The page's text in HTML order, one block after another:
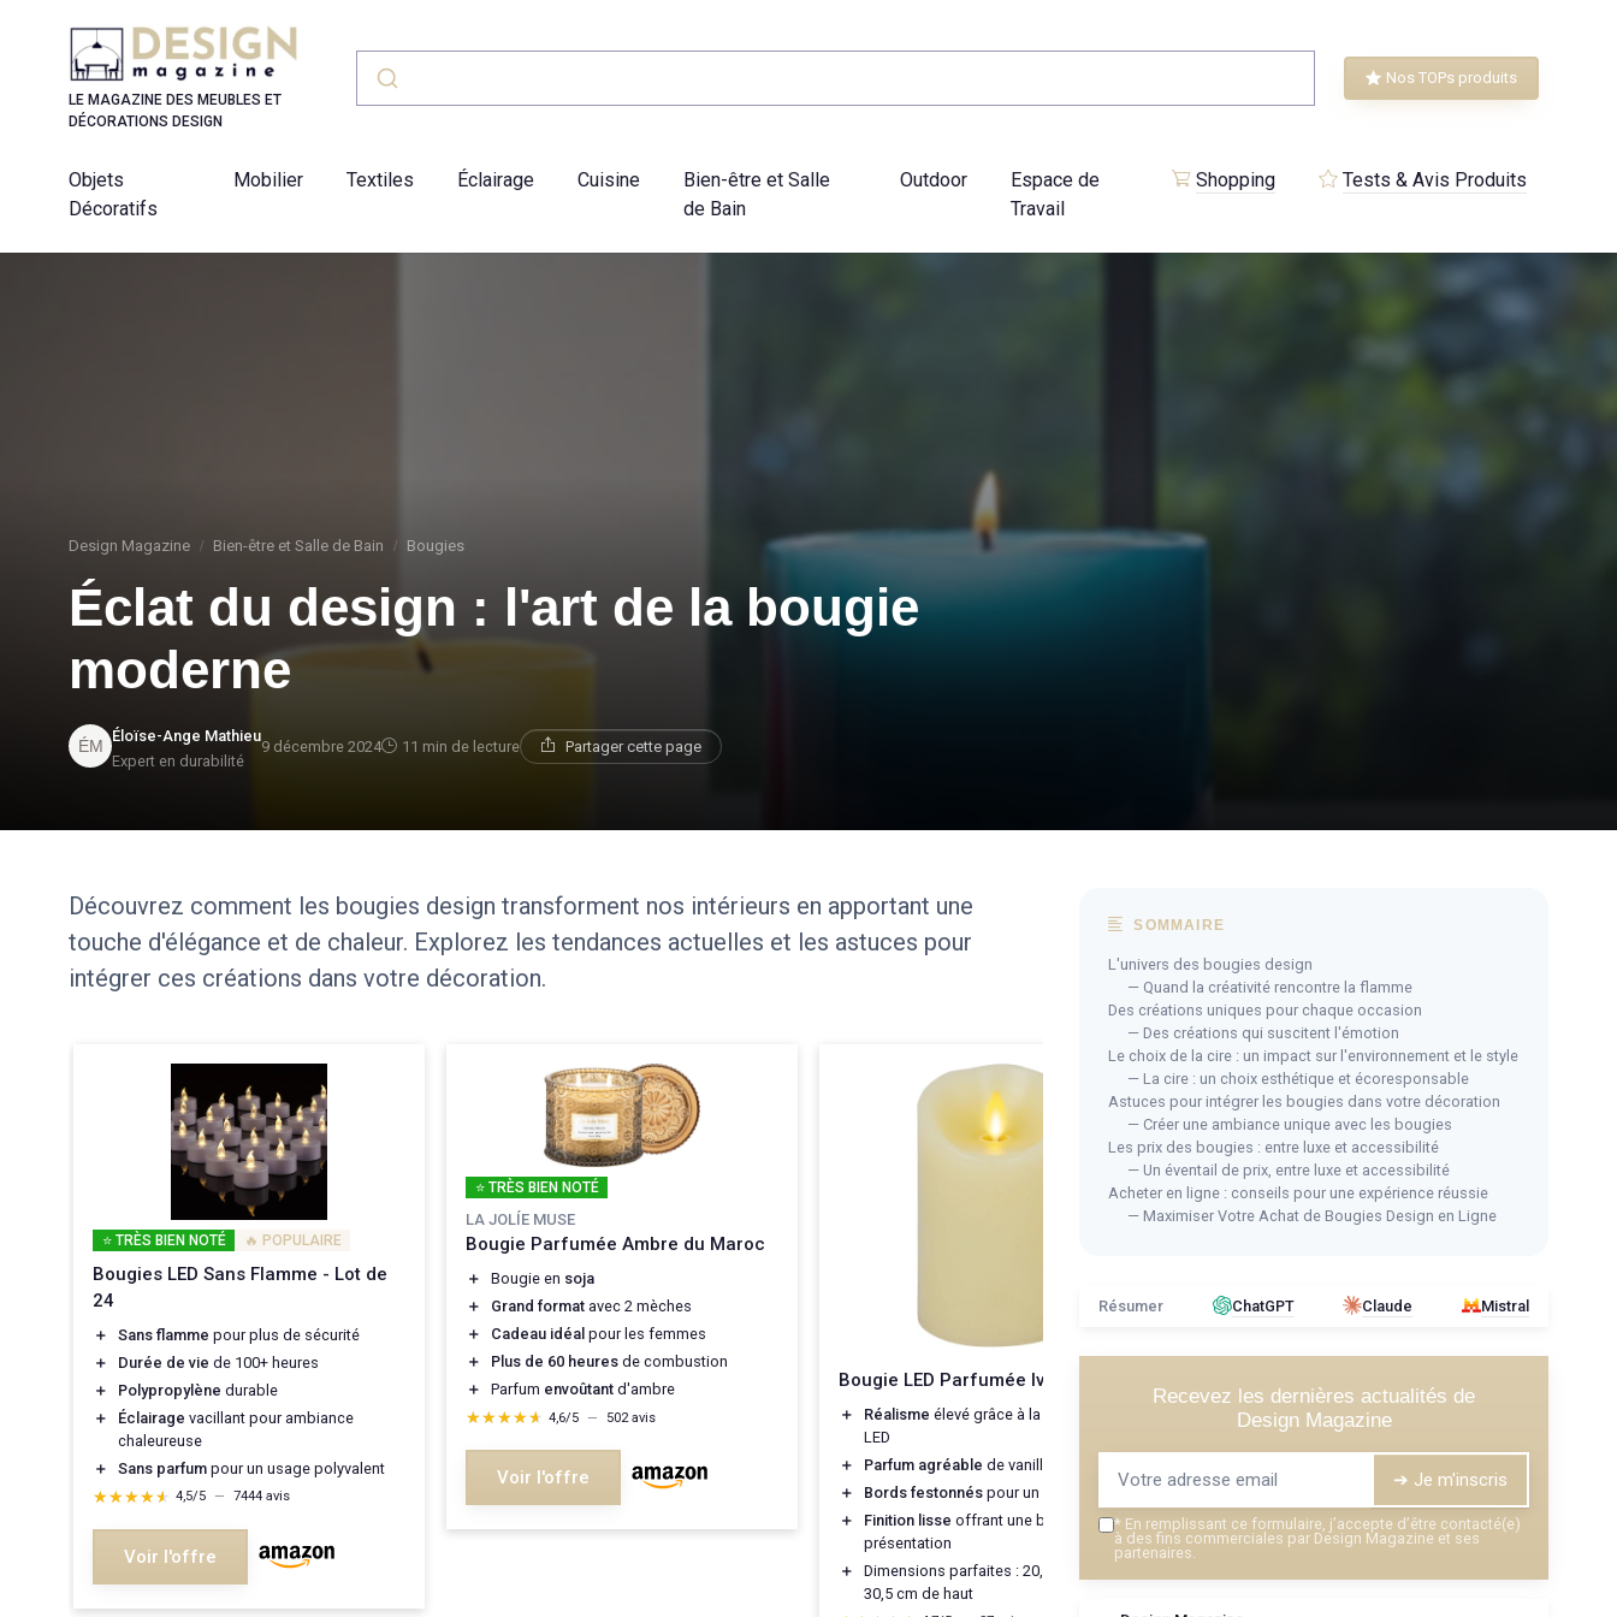
LE MAGAZINE DES MEUBLES ET
DÉCORATIONS DESIGN
Nos TOPs produits
Objets
Décoratifs
Mobilier Textiles Éclairage Cuisine
Bien-être et Salle
de Bain
Outdoor
Espace de
Travail
Shopping Tests & Avis Produits
Design Magazine Bien-être et Salle de Bain Bougies
Éclat du design : l'art de la bougie
moderne
Éloïse-Ange Mathieu
Expert en durabilité
9 décembre 2024 11 min de lecture Partager cette page
Découvrez comment les bougies design transforment nos intérieurs en apportant une
touche d'élégance et de chaleur. Explorez les tendances actuelles et les astuces pour
intégrer ces créations dans votre décoration.
⭐ TRÈS BIEN NOTÉ 🔥 POPULAIRE
Bougies LED Sans Flamme - Lot de
24
＋ Sans flamme pour plus de sécurité
＋
Durée de vie de 100+ heures
＋
Polypropylène durable
＋
Éclairage vacillant pour ambiance
chaleureuse
＋
Sans parfum pour un usage polyvalent
★★★★★
★★★★★ 4,5/5 — 7444 avis
Voir l'offre
⭐ TRÈS BIEN NOTÉ
LA JOLÍE MUSE
Bougie Parfumée Ambre du Maroc
＋ Bougie en soja
＋
Grand format avec 2 mèches
＋
Cadeau idéal pour les femmes
＋
Plus de 60 heures de combustion
＋
Parfum envoûtant d'ambre
★★★★★
★★★★★ 4,6/5 — 502 avis
Voir l'offre
Bougie LED Parfumée Ivoire
＋ Réalisme élevé grâce à la technologie
LED
＋
Parfum agréable de vanille miel
＋
Bords festonnés pour un design élégant
＋
Finition lisse offrant une belle
présentation
＋
Dimensions parfaites : 20,3 cm de large x
30,5 cm de haut
24
＋
Polypropylènedurable
Éclairage vacillant pour ambiance
SOMMAIRE
L'univers des bougies design
— Quand la créativité rencontre la flamme
Des créations uniques pour chaque occasion
— Des créations qui suscitent l'émotion
Le choix de la cire : un impact sur l'environnement et le style
— La cire : un choix esthétique et écoresponsable
Astuces pour intégrer les bougies dans votre décoration
— Créer une ambiance unique avec les bougies
Les prix des bougies : entre luxe et accessibilité
— Un éventail de prix, entre luxe et accessibilité
Acheter en ligne : conseils pour une expérience réussie
— Maximiser Votre Achat de Bougies Design en Ligne
Résumer ChatGPT Claude Mistral
Recevez les dernières actualités de
Design Magazine
➔ Je m'inscris
* En remplissant ce formulaire, j’accepte d’être contacté(e)
à des fins commerciales par Design Magazine et ses
partenaires.